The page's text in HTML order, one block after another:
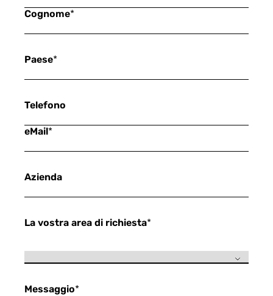
Cognome*
Paese*
Telefono
eMail*
Azienda
La vostra area di richiesta*
Messaggio*